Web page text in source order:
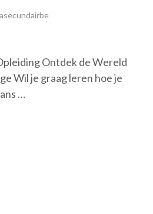
Ontdek de Wereld
Wil je graag leren hoe je
…